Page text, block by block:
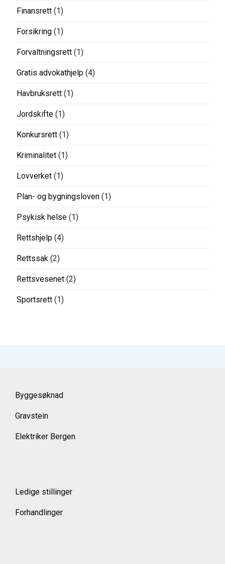
Finansrett (1)
Forsikring (1)
Forvaltningsrett (1)
Gratis advokathjelp (4)
Havbruksrett (1)
Jordskifte (1)
Konkursrett (1)
Kriminalitet (1)
Lovverket (1)
Plan- og bygningsloven (1)
Psykisk helse (1)
Rettshjelp (4)
Rettssak (2)
Rettsvesenet (2)
Sportsrett (1)
Byggesøknad
Gravstein
Elektriker Bergen
Ledige stillinger
Forhandlinger